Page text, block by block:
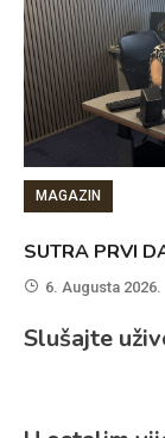
MAGAZIN
SUTRA PRVI
6. Augusta 2026.
Slušajte